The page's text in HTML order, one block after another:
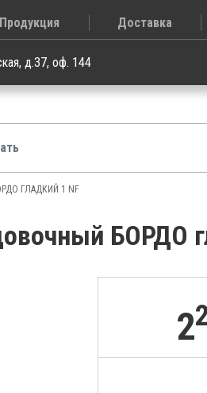
Продукция Доставка
д.37, оф. 144
ГЛАДКИЙ 1 NF
БОРДО
2